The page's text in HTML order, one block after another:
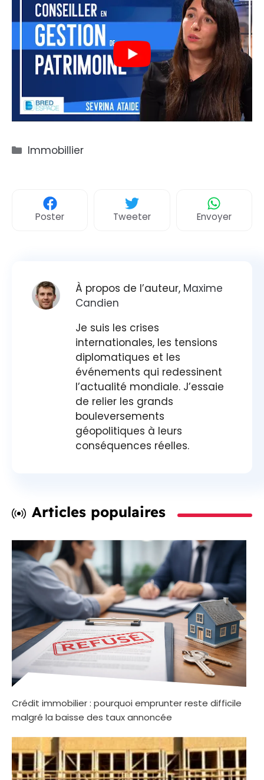
Catégories
Immobillier
Poster Tweeter Envoyer
À propos de l’auteur, Maxime
Candien
Je suis les crises
internationales, les tensions
diplomatiques et les
événements qui redessinent
l’actualité mondiale. J’essaie
de relier les grands
bouleversements
géopolitiques à leurs
conséquences réelles.
Articles populaires
Crédit immobilier : pourquoi emprunter reste difficile
malgré la baisse des taux annoncée